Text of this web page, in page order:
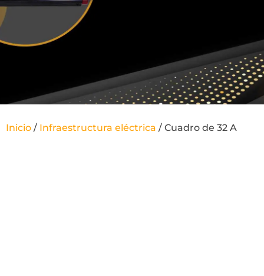
Inicio / Infraestructura eléctrica / Cuadro de 32 A